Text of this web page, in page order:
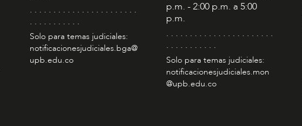
. . . . . . . . . . . . . . . . . . . . . . .
. . . . . . . . . . .
Solo para temas judiciales:
notificacionesjudiciales.bga@
upb.edu.co
p.m. - 2:00 p.m. a 5:00
p.m.
. . . . . . . . . . . . . . . . . . . . . . .
. . . . . . . . . . .
Solo para temas judiciales:
notificacionesjudiciales.mon
@upb.edu.co